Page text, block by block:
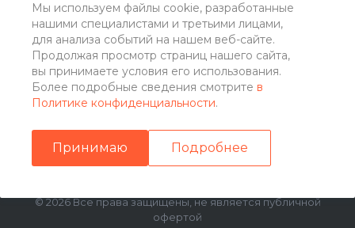
Мы используем файлы cookie, разработанные
нашими специалистами и третьими лицами,
для анализа событий на нашем веб-сайте.
Продолжая просмотр страниц нашего сайта,
вы принимаете условия его использования.
Более подробные сведения смотрите в
Политике конфиденциальности.
Принимаю Подробнее
г. Москва, г. Москва, ул. 7-я Парковая, 24
© 2026 Все права защищены, не является публичной
офертой